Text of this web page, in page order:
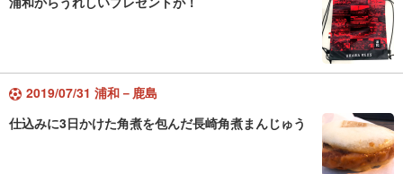
2019/07/31 浦和－鹿島
仕込みに3日かけた角煮を包んだ長崎角煮まんじゅう